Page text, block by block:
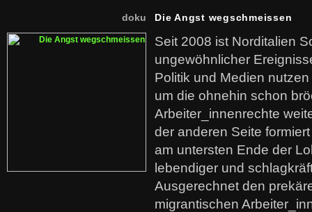
doku Die Angst wegschmeissen
Seit 2008 ist Norditalien
ungewöhnlicher
Politik und Medien
um die ohnehin schon
Arbeiter_innenrechte
der anderen Seite
am untersten Ende der
lebendiger und
Ausgerechnet den
migrantischen